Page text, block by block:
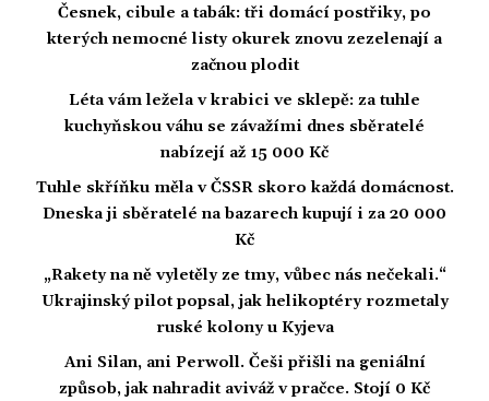
Česnek, cibule a tabák: tři domácí postřiky, po
kterých nemocné listy okurek znovu zezelenají a
začnou plodit
Léta vám ležela v krabici ve sklepě: za tuhle
kuchyňskou váhu se závažími dnes sběratelé
nabízejí až 15 000 Kč
Tuhle skříňku měla v ČSSR skoro každá domácnost.
Dneska ji sběratelé na bazarech kupují i za 20 000
Kč
„Rakety na ně vyletěly ze tmy, vůbec nás nečekali.“
Ukrajinský pilot popsal, jak helikoptéry rozmetaly
ruské kolony u Kyjeva
Ani Silan, ani Perwoll. Češi přišli na geniální
způsob, jak nahradit aviváž v pračce. Stojí 0 Kč